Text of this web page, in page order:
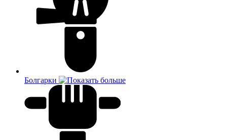
Болгарки